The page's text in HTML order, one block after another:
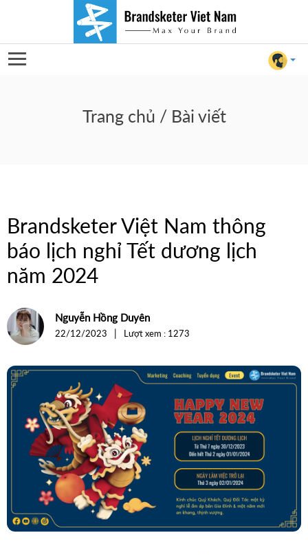
For Client
For Internal
báo
lịch
nghỉ
Tết
dương
lịch
năm
2024
Trang chủ / Bài viết
Brandsketer Việt Nam thông
báo lịch nghỉ Tết dương lịch
năm 2024
Nguyễn Hồng Duyên
22/12/2023 | Lượt xem : 1273